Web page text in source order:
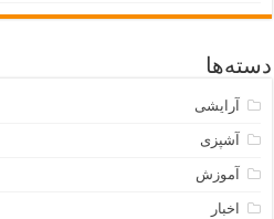
دسته‌ها
آرایشی
آشپزی
آموزش
اخبار